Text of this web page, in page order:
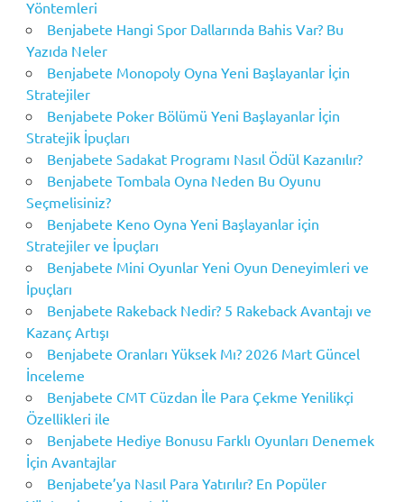
Yöntemleri
Benjabete Hangi Spor Dallarında Bahis Var? Bu
Yazıda Neler
Benjabete Monopoly Oyna Yeni Başlayanlar İçin
Stratejiler
Benjabete Poker Bölümü Yeni Başlayanlar İçin
Stratejik İpuçları
Benjabete Sadakat Programı Nasıl Ödül Kazanılır?
Benjabete Tombala Oyna Neden Bu Oyunu
Seçmelisiniz?
Benjabete Keno Oyna Yeni Başlayanlar için
Stratejiler ve İpuçları
Benjabete Mini Oyunlar Yeni Oyun Deneyimleri ve
İpuçları
Benjabete Rakeback Nedir? 5 Rakeback Avantajı ve
Kazanç Artışı
Benjabete Oranları Yüksek Mı? 2026 Mart Güncel
İnceleme
Benjabete CMT Cüzdan İle Para Çekme Yenilikçi
Özellikleri ile
Benjabete Hediye Bonusu Farklı Oyunları Denemek
İçin Avantajlar
Benjabete’ya Nasıl Para Yatırılır? En Popüler